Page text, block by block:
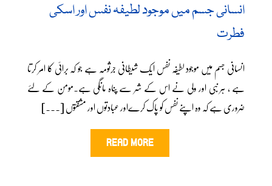
انسانی جسم میں موجود لطیفہ نفس اور اسکی
فطرت
انسانی جسم میں موجود لطیفہ نفس ایک شیطانی جرثومہ ہے جو کہ برائی کا امر کرتا
ہے ، ہر نبی اور ولی نے اس کے شر سے پناہ مانگی ہے۔مومن کے لئے
ضروری ہے کہ وہ اپنے نفس کو پاک کرےاور عبادتوں اور مشقتوں [...]
READ MORE